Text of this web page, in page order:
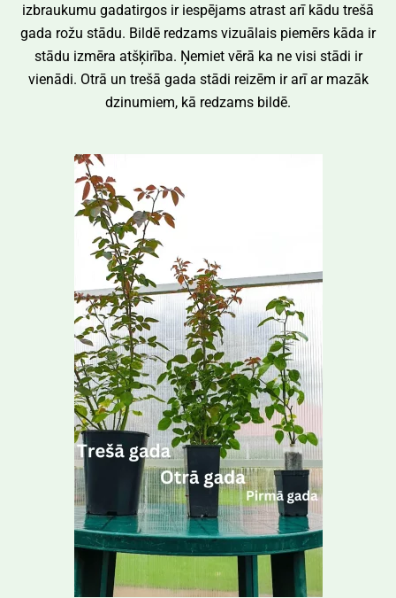
izbraukumu gadatirgos ir iespējams atrast arī kādu trešā
gada rožu stādu. Bildē redzams vizuālais piemērs kāda ir
stādu izmēra atšķirība. Ņemiet vērā ka ne visi stādi ir
vienādi. Otrā un trešā gada stādi reizēm ir arī ar mazāk
dzinumiem, kā redzams bildē.